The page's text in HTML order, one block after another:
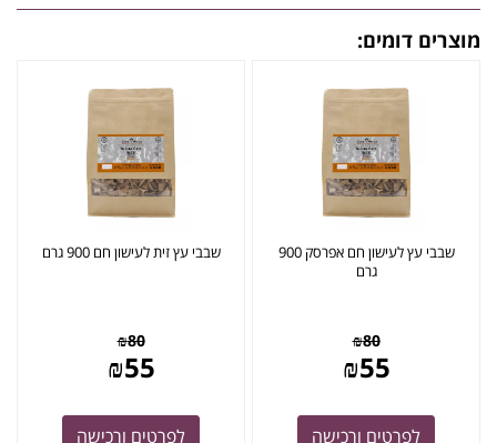
מוצרים דומים:
שבבי עץ לעישון חם אפרסק 900
גרם
₪80
₪55
לפרטים ורכישה
שבבי עץ זית לעישון חם 900 גרם
₪80
₪55
לפרטים ורכישה